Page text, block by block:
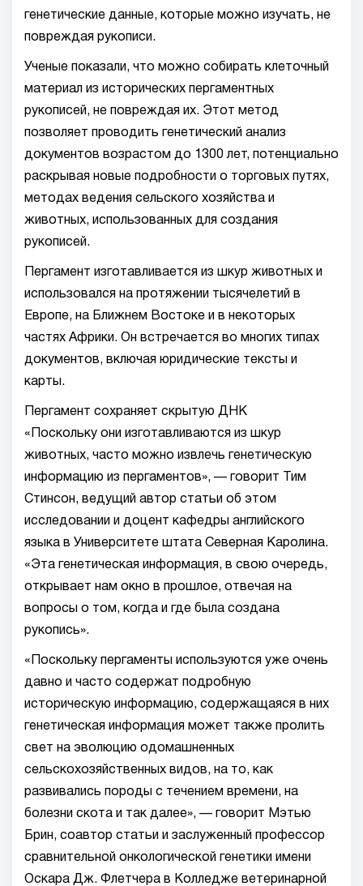
генетические данные, которые можно изучать, не
повреждая рукописи.
Ученые показали, что можно собирать клеточный
материал из исторических пергаментных
рукописей, не повреждая их. Этот метод
позволяет проводить генетический анализ
документов возрастом до 1300 лет, потенциально
раскрывая новые подробности о торговых путях,
методах ведения сельского хозяйства и
животных, использованных для создания
рукописей.
Пергамент изготавливается из шкур животных и
использовался на протяжении тысячелетий в
Европе, на Ближнем Востоке и в некоторых
частях Африки. Он встречается во многих типах
документов, включая юридические тексты и
карты.
Пергамент сохраняет скрытую ДНК
«Поскольку они изготавливаются из шкур
животных, часто можно извлечь генетическую
информацию из пергаментов», — говорит Тим ​​
Стинсон, ведущий автор статьи об этом
исследовании и доцент кафедры английского
языка в Университете штата Северная Каролина.
«Эта генетическая информация, в свою очередь,
открывает нам окно в прошлое, отвечая на
вопросы о том, когда и где была создана
рукопись».
«Поскольку пергаменты используются уже очень
давно и часто содержат подробную
историческую информацию, содержащаяся в них
генетическая информация может также пролить
свет на эволюцию одомашненных
сельскохозяйственных видов, на то, как
развивались породы с течением времени, на
болезни скота и так далее», — говорит Мэтью
Брин, соавтор статьи и заслуженный профессор
сравнительной онкологической генетики имени
Оскара Дж. Флетчера в Колледже ветеринарной